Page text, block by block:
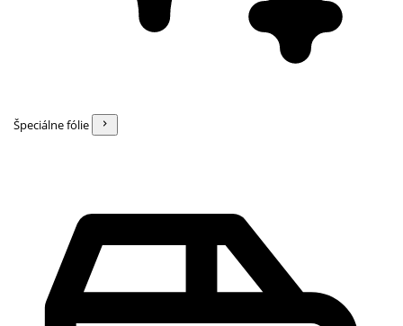
Špeciálne fólie